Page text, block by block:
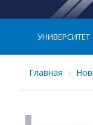
УНИВЕРСИТЕТ
Главная